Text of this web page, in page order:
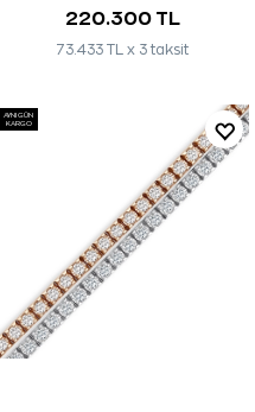
220.300 TL
73.433 TL x 3 taksit
AYNI GÜN
KARGO